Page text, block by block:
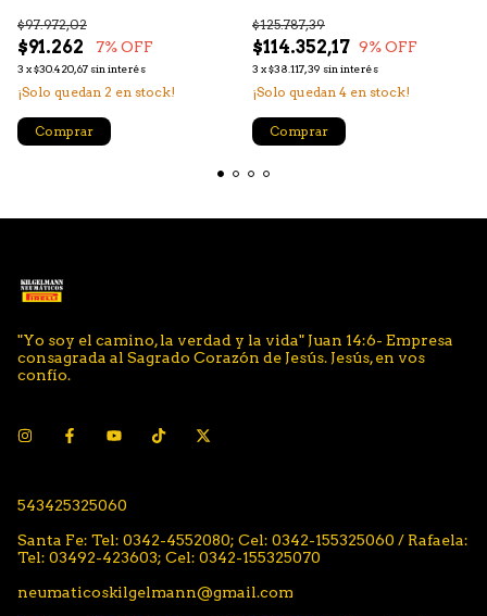
$91.262
$97.972,02
7% OFF
3 x$30.420,67sin interés
¡Solo quedan 2 en stock!
Comprar
$114.352,17
$125.787,39
9% OFF
3 x$38.117,39 sin interés
¡Solo quedan 4 en stock!
Comprar
"Yo soy el camino, la verdad y la vida" Juan 14:6- Empresa
consagrada al Sagrado Corazón de Jesús. Jesús, en vos
confío.
543425325060
Santa Fe: Tel: 0342-4552080; Cel: 0342-155325060 / Rafaela:
Tel: 03492-423603; Cel: 0342-155325070
neumaticoskilgelmann@gmail.com